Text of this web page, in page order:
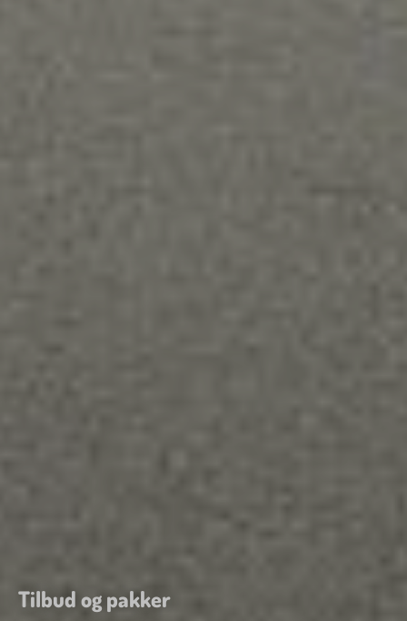
Tilbud og pakker